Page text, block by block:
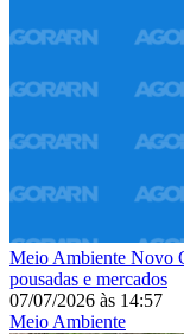
Meio Ambiente Novo
pousadas e mercados
07/07/2026 às 14:57
Meio Ambiente